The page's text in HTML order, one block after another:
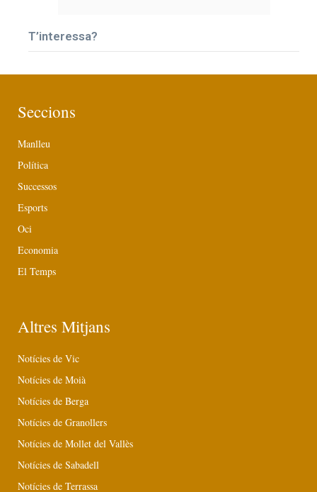
T’interessa?
Seccions
Manlleu
Política
Successos
Esports
Oci
Economia
El Temps
Altres Mitjans
Notícies de Vic
Notícies de Moià
Notícies de Berga
Notícies de Granollers
Notícies de Mollet del Vallès
Notícies de Sabadell
Notícies de Terrassa